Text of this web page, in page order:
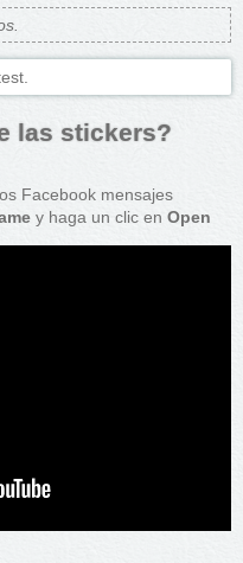
las stickers?
Facebook mensajes
y haga un clic en Open